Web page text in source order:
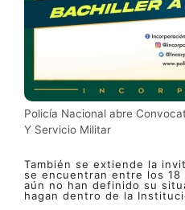
Policía Nacional abre
Y Servicio Militar
También se extiende la
se encuentran entre los 18
aún no han definido su
hagan dentro de la